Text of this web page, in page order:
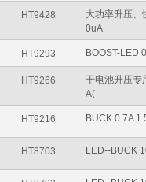
HT9428
大功率升压、
0uA
HT9293 BOOST-LED
HT9266
干电池升压专
A(
HT9216 BUCK 0.7A
HT8703 LED--BUCK